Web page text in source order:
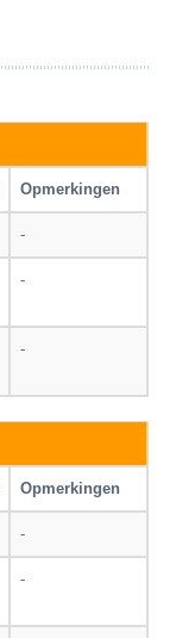
Opmerkingen
-
-
-
Opmerkingen
-
-